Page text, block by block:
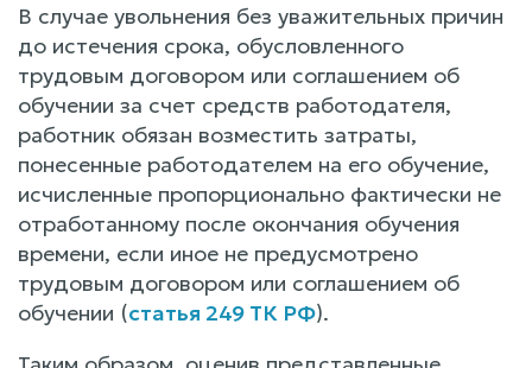
В случае увольнения без уважительных причин
до истечения срока, обусловленного
трудовым договором или соглашением об
обучении за счет средств работодателя,
работник обязан возместить затраты,
понесенные работодателем на его обучение,
исчисленные пропорционально фактически не
отработанному после окончания обучения
времени, если иное не предусмотрено
трудовым договором или соглашением об
обучении (статья 249 ТК РФ).